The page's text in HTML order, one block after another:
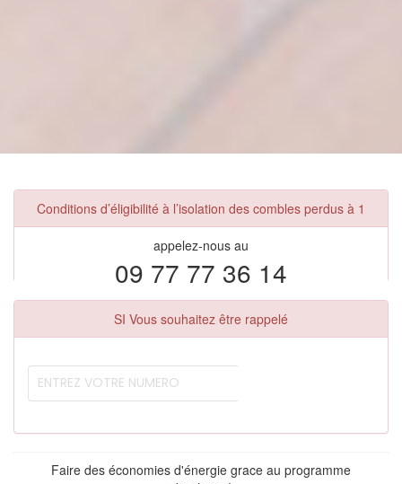
Conditions d’éligibilité à l’isolation des combles perdus à 1
appelez-nous au
09 77 77 36 14
SI Vous souhaitez être rappelé
Faire des économies d'énergie grace au programme